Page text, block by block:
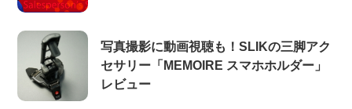
写真撮影に動画視聴も！SLIKの三脚アク
セサリー「MEMOIRE スマホホルダー」
レビュー